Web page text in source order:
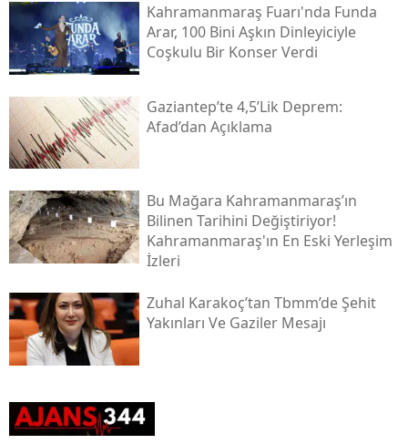
Kahramanmaraş Fuarı'nda Funda
Arar, 100 Bini Aşkın Dinleyiciyle
Coşkulu Bir Konser Verdi
Gaziantep’te 4,5’lik Deprem:
Afad’dan Açıklama
Bu Mağara Kahramanmaraş’ın
Bilinen Tarihini Değiştiriyor!
Kahramanmaraş'ın En Eski Yerleşim
İzleri
Zuhal Karakoç’tan Tbmm’de Şehit
Yakınları Ve Gaziler Mesajı